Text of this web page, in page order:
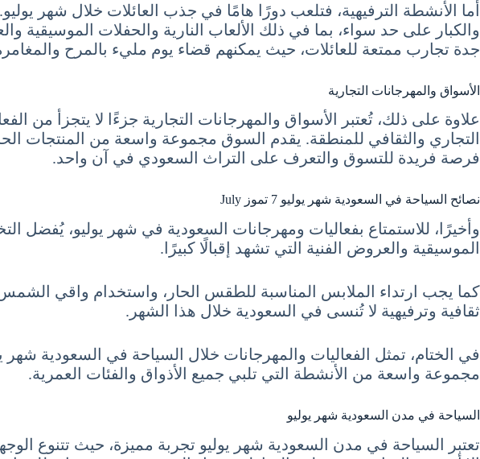
أما الأنشطة الترفيهية، فتلعب دورًا هامًا في جذب العائلات خلال شهر
والكبار على حد سواء، بما في ذلك الألعاب النارية والحفلات الموسيقية
جدة تجارب ممتعة للعائلات، حيث يمكنهم قضاء يوم مليء بالمرح
الأسواق والمهرجانات التجارية
علاوة على ذلك، تُعتبر الأسواق والمهرجانات التجارية جزءًا لا يتجزأ من
التجاري والثقافي للمنطقة. يقدم السوق مجموعة واسعة من المنتجات
فرصة فريدة للتسوق والتعرف على التراث السعودي في آن واحد.
نصائح السياحة في السعودية شهر يوليو 7 تموز July
وأخيرًا، للاستمتاع بفعاليات ومهرجانات السعودية في شهر يوليو، يُفضل
الموسيقية والعروض الفنية التي تشهد إقبالًا كبيرًا.
كما يجب ارتداء الملابس المناسبة للطقس الحار، واستخدام واقي الشمس
ثقافية وترفيهية لا تُنسى في السعودية خلال هذا الشهر.
مجموعة واسعة من الأنشطة التي تلبي جميع الأذواق والفئات العمرية.
السياحة في مدن السعودية شهر يوليو
تعتبر السياحة في مدن السعودية شهر يوليو تجربة مميزة، حيث تتنوع